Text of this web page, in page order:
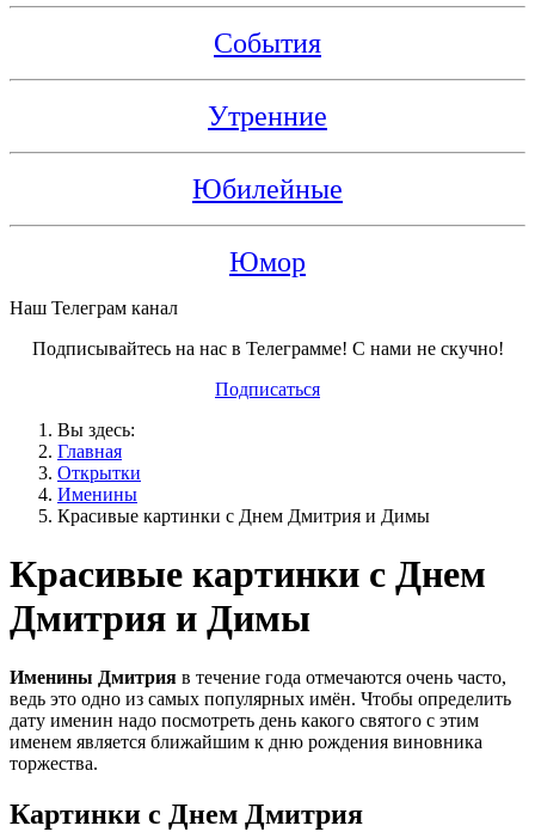
События
Утренние
Юбилейные
Юмор
Наш Телеграм канал
Подписывайтесь на нас в Телеграмме! С нами не скучно!
Подписаться
Вы здесь:
Главная
Открытки
Именины
Красивые картинки с Днем Дмитрия и Димы
Красивые картинки с Днем
Дмитрия и Димы
Именины Дмитрия в течение года отмечаются очень часто,
ведь это одно из самых популярных имён. Чтобы определить
дату именин надо посмотреть день какого святого с этим
именем является ближайшим к дню рождения виновника
торжества.
Картинки с Днем Дмитрия